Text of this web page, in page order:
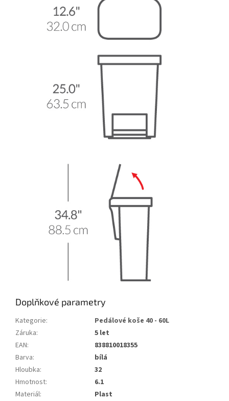
Doplňkové parametry
Kategorie:
Pedálové koše 40 - 60L
Záruka:
5 let
EAN:
838810018355
Barva:
bílá
Hloubka:
32
Hmotnost:
6.1
Materiál:
Plast